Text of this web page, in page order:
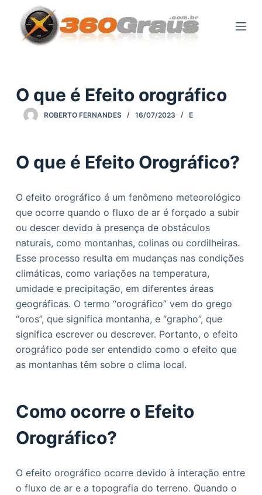
p
c
n
e
ú
d
o
O que é Efeito orográfico
ROBERTO FERNANDES 16/07/2023 E
O que é Efeito Orográfico?
O efeito orográfico é um fenômeno meteorológico
que ocorre quando o fluxo de ar é forçado a subir
ou descer devido à presença de obstáculos
naturais, como montanhas, colinas ou cordilheiras.
Esse processo resulta em mudanças nas condições
climáticas, como variações na temperatura,
umidade e precipitação, em diferentes áreas
geográficas. O termo “orográfico” vem do grego
“oros”, que significa montanha, e “grapho”, que
significa escrever ou descrever. Portanto, o efeito
orográfico pode ser entendido como o efeito que
as montanhas têm sobre o clima local.
Como ocorre o Efeito
Orográfico?
O efeito orográfico ocorre devido à interação entre
o fluxo de ar e a topografia do terreno. Quando o